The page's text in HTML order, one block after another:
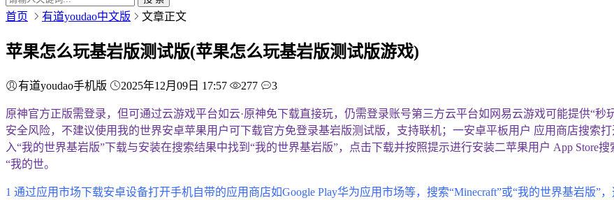
首页 有道youdao中文版 文章正文
苹果怎么玩基岩版测试版(苹果怎么玩基岩版测试版游戏)
有道youdao手机版 2025年12月09日 17:57 277 3
原神官方正版需登录，但可通过云游戏平台如云·原神免下载直接玩，仍需登录账号第三方云平台如网易云游戏可能提供“
安全风险，不建议使用我的世界安卓苹果用户可下载官方免登录基岩版测试版，支持联机；一安卓平板用户 应用商店搜索
入“我的世界基岩版”下载与安装在搜索结果中找到“我的世界基岩版”，点击下载并按照提示进行安装二苹果用户 App Store
“我的世。
1 通过应用市场下载安卓设备打开手机自带的应用商店如Google Play华为应用市场等，搜索“Minecraft”或“我的世界基岩版”